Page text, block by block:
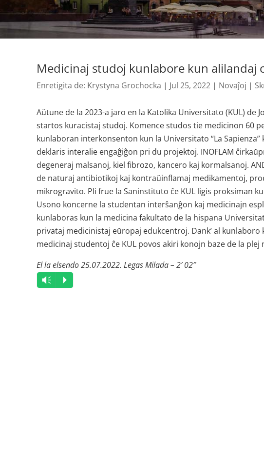
Medicinaj studoj kunlabore kun alilandaj
Enretigita de: Krystyna Grochocka | Jul 25, 2022| Novaĵoj |
Aŭtune de la 2023-a jaro en la Katolika Universitato (KUL) de
startos kuracistaj studoj. Komence studos tie medicinon 60
kunlaboran interkonsenton kun la Universitato “La Sapienza”
deklaris interalie engaĝiĝon pri du projektoj. INOFLAM
degeneraj malsanoj, kiel fibrozo, kancero kaj kormalsanoj.
de naturaj antibiotikoj kaj kontraŭinflamaj medikamentoj,
mikrogravito. Pli frue la Saninstituto ĉe KUL ligis proksiman
Usono koncerne la studentan interŝanĝon kaj medicinajn
kunlaboras kun la medicina fakultato de la hispana
privataj medicinistaj eŭropaj edukcentroj. Dank’ al
medicinaj studentoj ĉe KUL povos akiri konojn baze de la
El la elsendo 25.07.2022. Legas Milada – 2′ 02″
Audio
Player
Vm P